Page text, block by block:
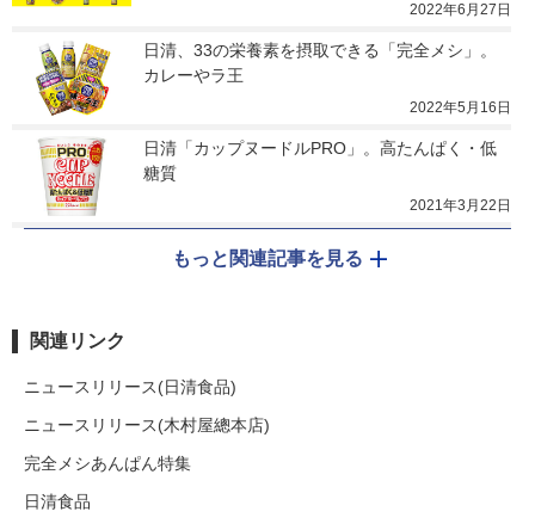
2022年6月27日
日清、33の栄養素を摂取できる「完全メシ」。
カレーやラ王
2022年5月16日
日清「カップヌードルPRO」。高たんぱく・低
糖質
2021年3月22日
もっと関連記事を見る
関連リンク
ニュースリリース(日清食品)
ニュースリリース(木村屋總本店)
完全メシあんぱん特集
日清食品